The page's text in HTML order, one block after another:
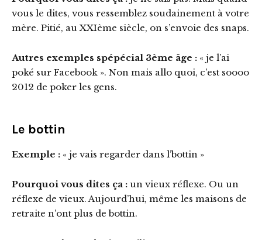
vous le dites, vous ressemblez soudainement à votre
mère. Pitié, au XXIème siècle, on s’envoie des snaps.
Autres exemples spépécial 3ème âge : « je l’ai
poké sur Facebook ». Non mais allo quoi, c’est soooo
2012 de poker les gens.
Le bottin
Exemple : « je vais regarder dans l’bottin »
Pourquoi vous dites ça : un vieux réflexe. Ou un
réflexe de vieux. Aujourd’hui, même les maisons de
retraite n’ont plus de bottin.